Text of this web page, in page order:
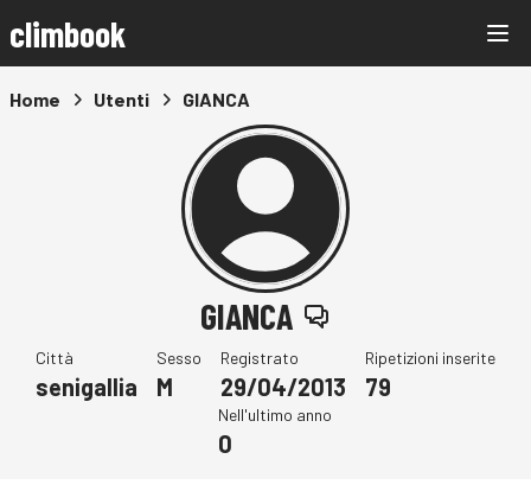
climbook
Home Utenti GIANCA
GIANCA
Città
senigallia
Sesso
M
Registrato
29/04/2013
Ripetizioni inserite
79
Nell'ultimo anno
0